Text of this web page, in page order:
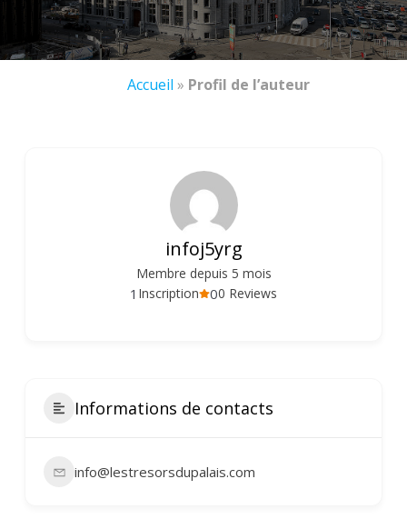
Accueil » Profil de l’auteur
infoj5yrg
Membre depuis 5 mois
00 Reviews
1 Inscription
Informations de contacts
info@lestresorsdupalais.com